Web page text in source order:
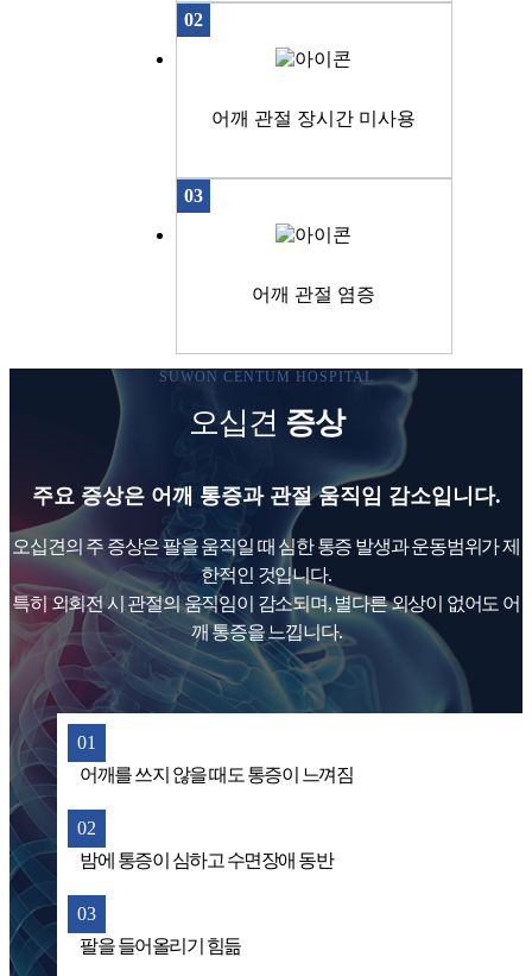
02
어깨 관절 장시간 미사용
03
어깨 관절 염증
SUWON CENTUM HOSPITAL
오십견 증상
주요 증상은 어깨 통증과 관절 움직임 감소입니다.
오십견의 주 증상은 팔을 움직일 때 심한 통증 발생과 운동범위가 제
한적인 것입니다.
특히 외회전 시 관절의 움직임이 감소되며, 별다른 외상이 없어도 어
깨 통증을 느낍니다.
01
어깨를 쓰지 않을 때도 통증이 느껴짐
02
밤에 통증이 심하고 수면장애 동반
03
팔을 들어올리기 힘듦